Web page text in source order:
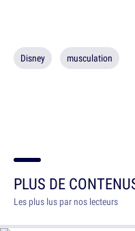
Disney musculation
PLUS DE
Les plus lus par nos lecteurs